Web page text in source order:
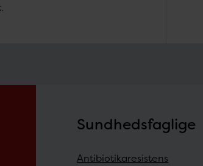
Sundhedsfaglige
Antibiotikaresistens